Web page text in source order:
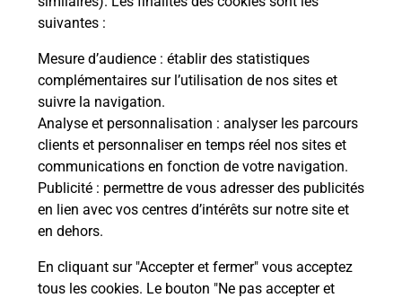
suivantes :
Mesure d’audience : établir des statistiques
complémentaires sur l’utilisation de nos sites et
suivre la navigation.
Analyse et personnalisation : analyser les parcours
clients et personnaliser en temps réel nos sites et
communications en fonction de votre navigation.
Publicité : permettre de vous adresser des publicités
en lien avec vos centres d’intérêts sur notre site et
en dehors.
En cliquant sur "Accepter et fermer" vous acceptez
tous les cookies. Le bouton "Ne pas accepter et
Envoyer un colis
Vous souhaitez envoyer un colis depuis :
VENDEUVRE SUR BARSE (10140) ? Découvrez
toutes les solutions proposées par La Poste.
En savoir plus